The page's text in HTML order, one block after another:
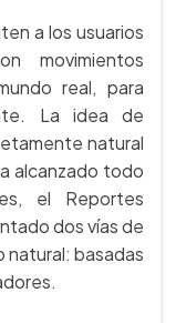
a los usuarios
movimientos
real, para
La idea de
natural
alcanzado todo
el Reportes
dos vías de
natural: basadas